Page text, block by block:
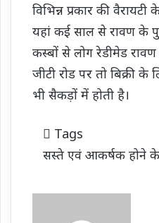
विभिन्न प्रकार की
यहां कई साल से रावण के
कस्बों से लोग रेडीमेड
जीटी रोड पर तो बिक्री
भी सैकड़ों में होती है।
Tags
सस्ते एवं आकर्षक होने